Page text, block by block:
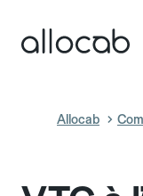
Allocab